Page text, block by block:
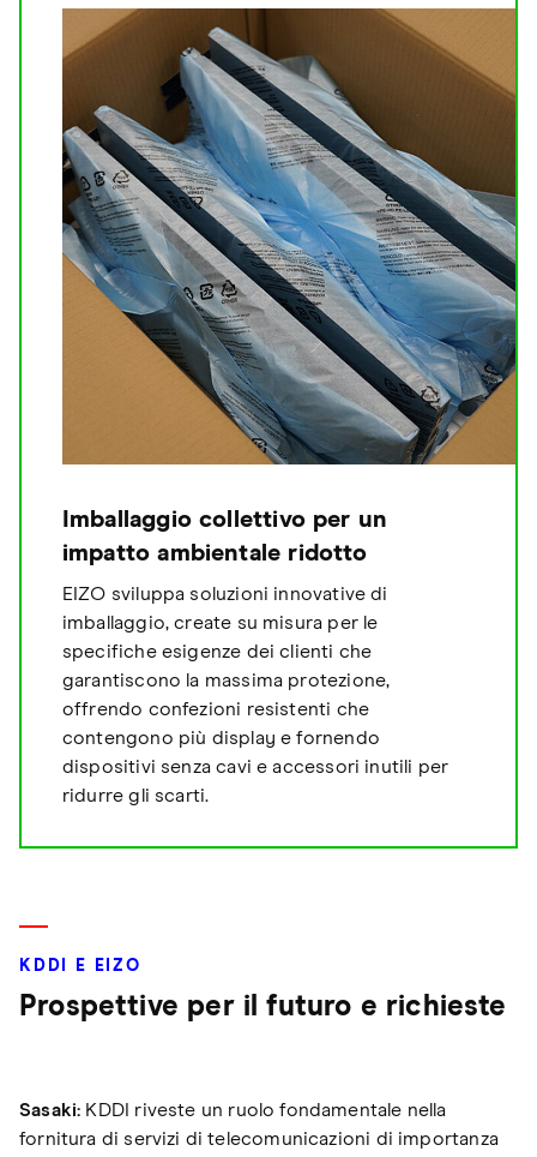
Imballaggio collettivo per un
impatto ambientale ridotto
EIZO sviluppa soluzioni innovative di
imballaggio, create su misura per le
specifiche esigenze dei clienti che
garantiscono la massima protezione,
offrendo confezioni resistenti che
contengono più display e fornendo
dispositivi senza cavi e accessori inutili per
ridurre gli scarti.
KDDI E EIZO
Prospettive per il futuro e richieste
Sasaki: KDDI riveste un ruolo fondamentale nella
fornitura di servizi di telecomunicazioni di importanza